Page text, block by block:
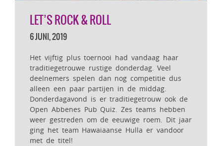
LET’S ROCK & ROLL
6 JUNI, 2019
Het vijftig plus toernooi had vandaag haar
traditiegetrouwe rustige donderdag. Veel
deelnemers spelen dan nog competitie dus
alleen een paar partijen in de middag.
Donderdagavond is er traditiegetrouw ook de
Open Abbenes Pub Quiz. Zes teams hebben
weer gestreden om de eeuwige roem. Dit jaar
ging het team Hawaiaanse Hulla er vandoor
met de titel!